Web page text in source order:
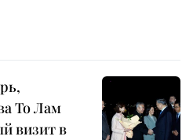
То Лам
визит в